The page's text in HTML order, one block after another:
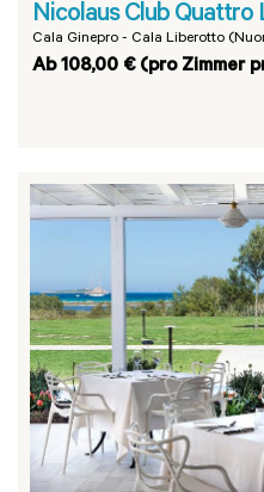
Nicolaus Club Quattro
Cala Ginepro - Cala Liberotto
Ab 108,00 € (pro Zimmer